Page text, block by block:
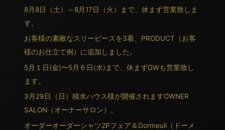
8月8日（土）～8月17日（火）まで、休まず営業致しま
す。
お客様の素敵なスリーピースを3着、PRODUCT（お客
様のお仕立て例）に追加しました。
5月１日(金)〜5月６日(水)まで、休まずGWも営業致し
ます。
3月29日（日）積水ハウス様が開催されますOWNER
SALON（オーナーサロン）。
オーダーオーダーシャツ2Pフェア＆Dormeuil（ドーメ